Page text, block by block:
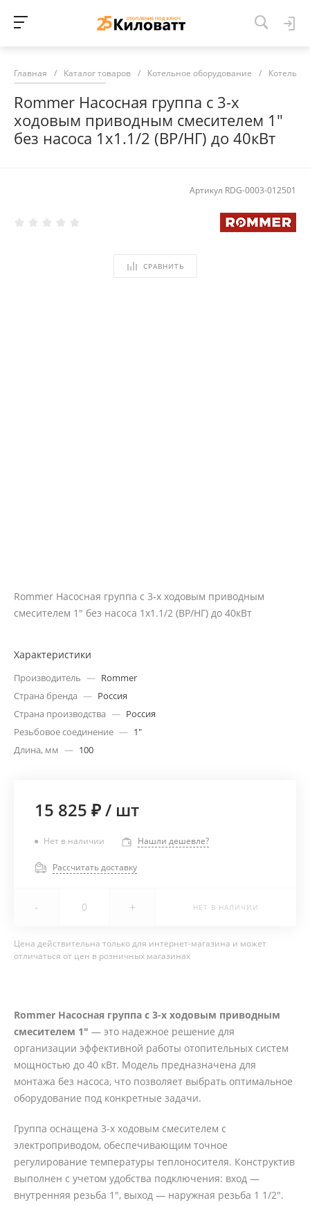
Главная / Каталог товаров / Котельное оборудование /
Rommer Насосная группа с 3-х
ходовым приводным смесителем 1"
без насоса 1х1.1/2 (ВР/НГ) до 40кВт
Артикул RDG-0003-012501
СРАВНИТЬ
Rommer Насосная группа с 3-х ходовым приводным
смесителем 1" без насоса 1х1.1/2 (ВР/НГ) до 40кВт
Характеристики
Производитель — Rommer
Страна бренда — Россия
Страна производства — Россия
Резьбовое соединение — 1"
Длина, мм — 100
15 825 ₽/ шт
Нет в наличии Нашли дешевле?
Рассчитать доставку
- + НЕТ В НАЛИЧИИ
Цена действительна только для интернет-магазина и может
отличаться от цен в розничных магазинах
Rommer Насосная группа с 3-х ходовым приводным
смесителем 1" — это надежное решение для
организации эффективной работы отопительных систем
мощностью до 40 кВт. Модель предназначена для
монтажа без насоса, что позволяет выбрать оптимальное
оборудование под конкретные задачи.
Группа оснащена 3-х ходовым смесителем с
электроприводом, обеспечивающим точное
регулирование температуры теплоносителя. Конструктив
выполнен с учетом удобства подключения: вход —
внутренняя резьба 1", выход — наружная резьба 1 1/2".